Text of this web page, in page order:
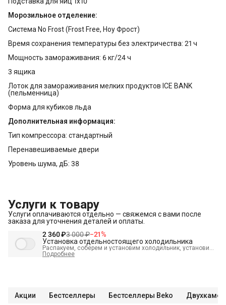
Морозильное отделение:
Система No Frost (Frost Free, Ноу Фрост)
Время сохранения температуры без электричества: 21 ч
Мощность замораживания: 6 кг/24 ч
3 ящика
Лоток для замораживания мелких продуктов ICE BANK
(пельменница)
Форма для кубиков льда
Дополнительная информация:
Тип компрессора: стандартный
Перенавешиваемые двери
Уровень шума, дБ: 38
Услуги к товару
Услуги оплачиваются отдельно — свяжемся с вами после
заказа для уточнения деталей и оплаты.
2 360 ₽3 000 ₽−21%
Установка отдельностоящего холодильника
Распакуем, соберем и установим холодильник, установим
полки, выставим по уровню, подключим к электросети и
КАД)Выставление по уровнюПодключение к готовым
Подробнее
Акции Бестселлеры Бестселлеры Beko